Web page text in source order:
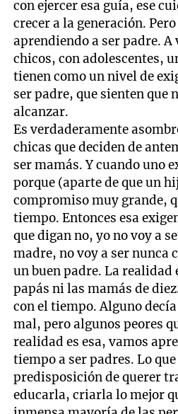
con ejercer esa guía, ese
crecer a la generación.
aprendiendo a ser padre. A
chicos, con adolescentes,
tienen como un nivel de
ser padre, que sienten que
alcanzar.
Es verdaderamente
chicas que deciden de
ser mamás. Y cuando uno
porque (aparte de que un
compromiso muy grande,
tiempo. Entonces esa
que digan no, yo no voy a
madre, no voy a ser nunca
un buen padre. La realidad
papás ni las mamás de
con el tiempo. Alguno
mal, pero algunos peores
realidad es esa, vamos
tiempo a ser padres. Lo
predisposición de querer
educarla, criarla lo mejor